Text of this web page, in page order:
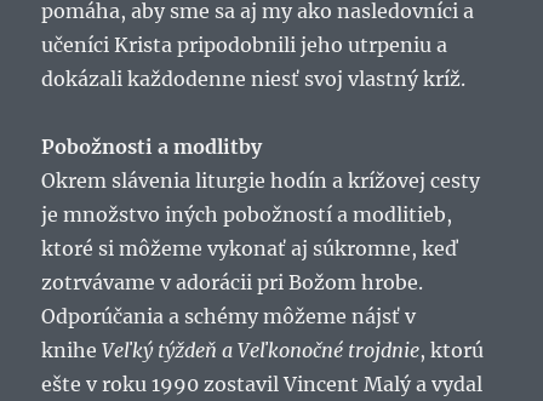
pomáha, aby sme sa aj my ako nasledovníci a
učeníci Krista pripodobnili jeho utrpeniu a
dokázali každodenne niesť svoj vlastný kríž.
Pobožnosti a modlitby
Okrem slávenia liturgie hodín a krížovej cesty
je množstvo iných pobožností a modlitieb,
ktoré si môžeme vykonať aj súkromne, keď
zotrvávame v adorácii pri Božom hrobe.
Odporúčania a schémy môžeme nájsť v
kniheVeľký týždeň a Veľkonočné trojdnie, ktorú
ešte v roku 1990 zostavil Vincent Malý a vydal